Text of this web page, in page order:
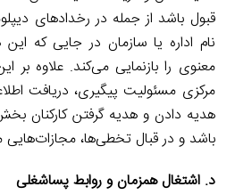
قبول باشد از جمله در رخدادهای
نام اداره یا سازمان در جایی که
معنوی را بازنمایی می‌کند. علاوه
مرکزی مسئولیت پیگیری، دریافت
هدیه دادن و هدیه گرفتن کارکنان
باشد و در قبال تخطی‌ها، مجازات‌هایی
د. اشتغال همزمان و روابط پساشغلی